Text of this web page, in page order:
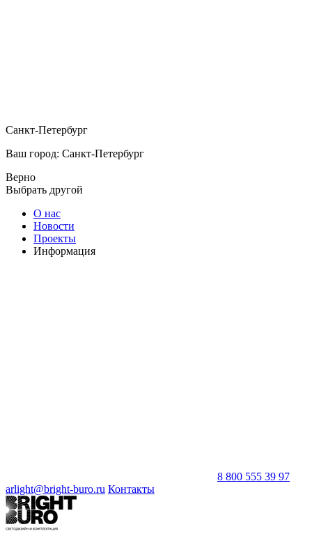
Санкт-Петербург
Ваш город: Санкт-Петербург
Верно
Выбрать другой
О нас
Новости
Проекты
Информация
8 800 555 39 97
arlight@bright-buro.ru Контакты